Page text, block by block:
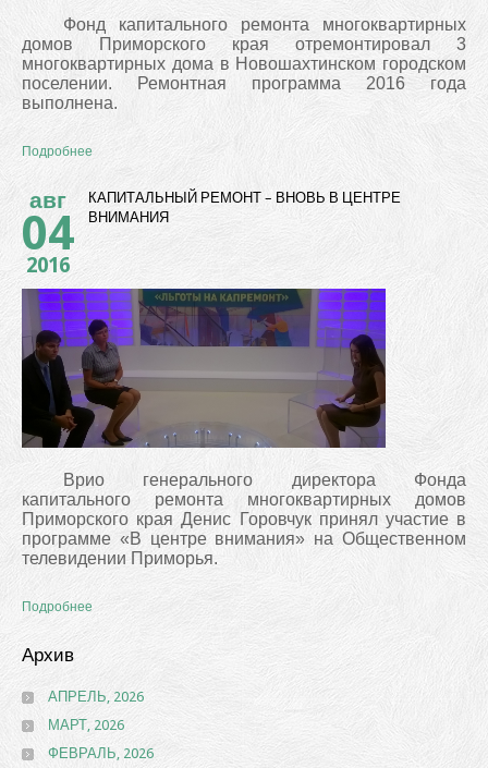
Фонд капитального ремонта многоквартирных
домов Приморского края отремонтировал 3
многоквартирных дома в Новошахтинском городском
поселении. Ремонтная программа 2016 года
выполнена.
Подробнее
авг
04
2016
КАПИТАЛЬНЫЙ РЕМОНТ – ВНОВЬ В ЦЕНТРЕ
ВНИМАНИЯ
Врио генерального директора Фонда
капитального ремонта многоквартирных домов
Приморского края Денис Горовчук принял участие в
программе «В центре внимания» на Общественном
телевидении Приморья.
Подробнее
Архив
АПРЕЛЬ, 2026
МАРТ, 2026
ФЕВРАЛЬ, 2026